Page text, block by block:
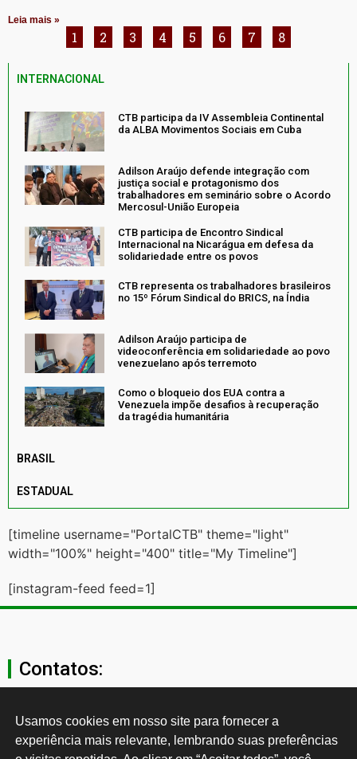
Leia mais »
1 2 3 4 5 6 7 8
INTERNACIONAL
CTB participa da IV Assembleia Continental
da ALBA Movimentos Sociais em Cuba
Adilson Araújo defende integração com
justiça social e protagonismo dos
trabalhadores em seminário sobre o Acordo
Mercosul-União Europeia
CTB participa de Encontro Sindical
Internacional na Nicarágua em defesa da
solidariedade entre os povos
CTB representa os trabalhadores brasileiros
no 15º Fórum Sindical do BRICS, na Índia
Adilson Araújo participa de
videoconferência em solidariedade ao povo
venezuelano após terremoto
Como o bloqueio dos EUA contra a
Venezuela impõe desafios à recuperação
da tragédia humanitária
BRASIL
ESTADUAL
[timeline username="PortalCTB" theme="light"
width="100%" height="400" title="My Timeline"]
[instagram-feed feed=1]
Contatos:
secgeral@ctb.org.br
11 3874-0040
Usamos cookies em nosso site para fornecer a
experiência mais relevante, lembrando suas preferências